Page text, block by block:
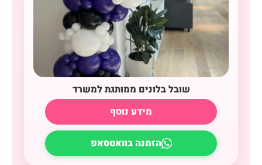
שובל בלונים ממותגת למשרד
מידע נוסף
הזמנה בוואטסאפ